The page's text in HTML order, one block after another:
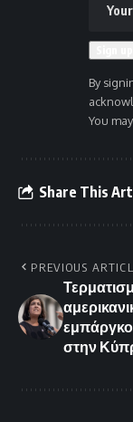
By
You
Share This
PREVIOUS
στην